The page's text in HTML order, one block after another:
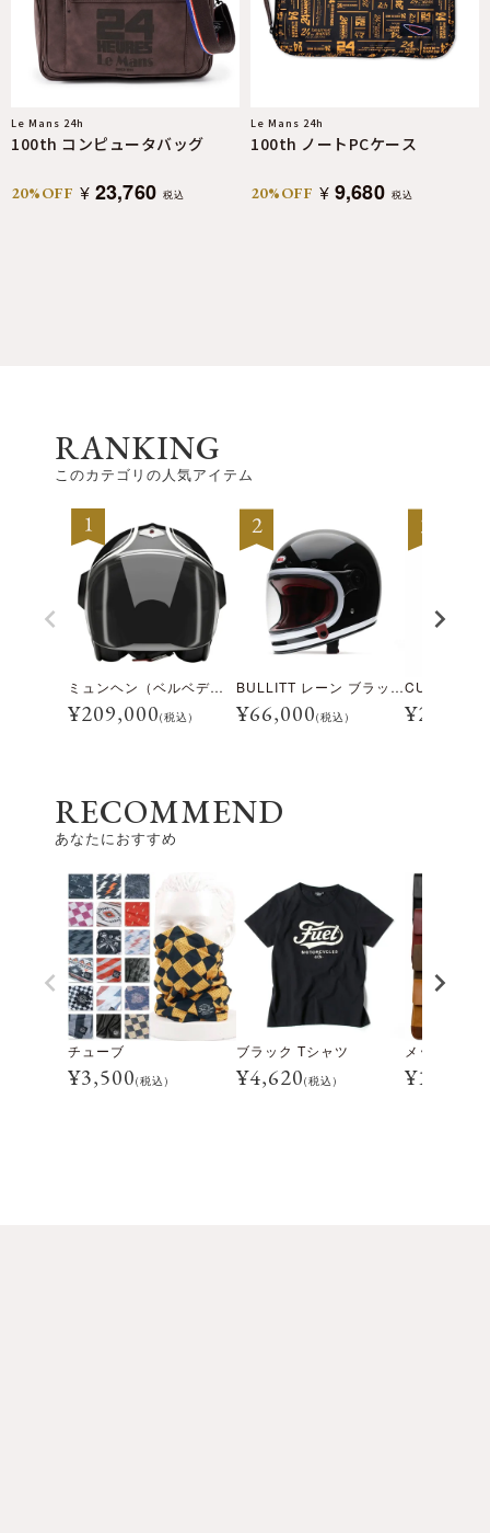
Le Mans 24h
100th コンピュータバッグ
20%OFF ¥ 23,760 税込
Le Mans 24h
100th ノートPCケース
20%OFF ¥ 9,680 税込
RANKING
このカテゴリの人気アイテム
ミュンヘン（ベルベデーレ）
¥209,000(税込)
BULLITT レーン ブラック/ホワイト
¥66,000(税込) ¥28,600
RECOMMEND
あなたにおすすめ
チューブ
¥3,500(税込)
ブラック Tシャツ
¥4,620(税込)
メッセンジ
¥16,500